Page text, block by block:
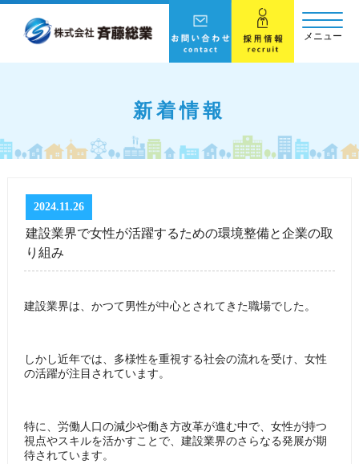
メニュー
新着情報
2024.11.26
建設業界で女性が活躍するための環境整備と企業の取
り組み
建設業界は、かつて男性が中心とされてきた職場でした。
しかし近年では、多様性を重視する社会の流れを受け、女性
の活躍が注目されています。
特に、労働人口の減少や働き方改革が進む中で、女性が持つ
視点やスキルを活かすことで、建設業界のさらなる発展が期
待されています。